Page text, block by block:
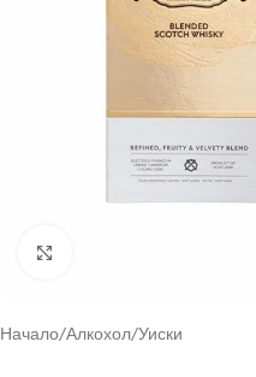
Начало/Алкохол/Уиски